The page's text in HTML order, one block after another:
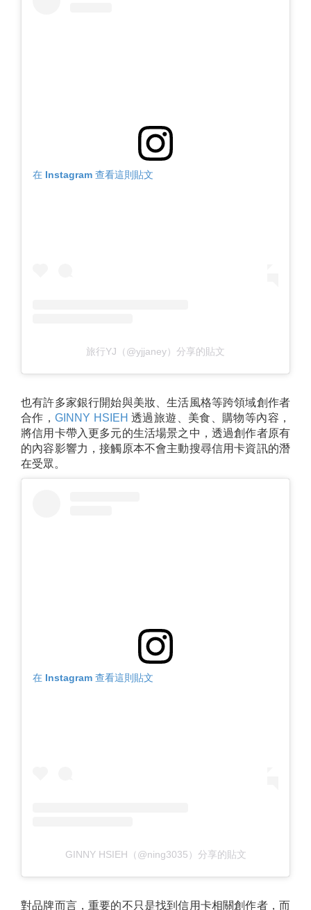
在 Instagram 查看這則貼文
旅行YJ（@yjjaney）分享的貼文
也有許多家銀行開始與美妝、生活風格等跨領域創作者
合作，GINNY HSIEH 透過旅遊、美食、購物等內容，
將信用卡帶入更多元的生活場景之中，透過創作者原有
的內容影響力，接觸原本不會主動搜尋信用卡資訊的潛
在受眾。
在 Instagram 查看這則貼文
GINNY HSIEH（@ning3035）分享的貼文
對品牌而言，重要的不只是找到信用卡相關創作者，而